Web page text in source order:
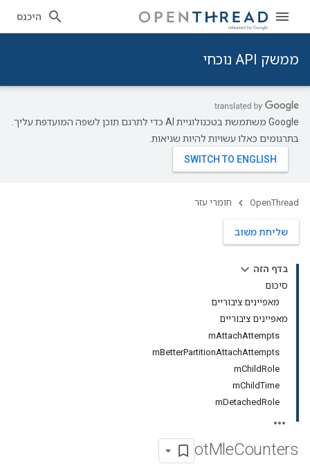
היכנס
ממשק API נוכחי
‫Google משתמשת בטכנולוגיית AI כדי לתרגם תוכן לשפה המועדפת עליך.
בתרגומים כאלו עשויות להיות שגיאות.
OpenThread חומרי עזר
שליחת משוב
בדף הזה
סיכום
מאפיינים ציבוריים
מאפיינים ציבוריים
mAttachAttempts
mBetterPartitionAttachAttempts
mChildRole
mChildTime
mDetachedRole
otMleCounters